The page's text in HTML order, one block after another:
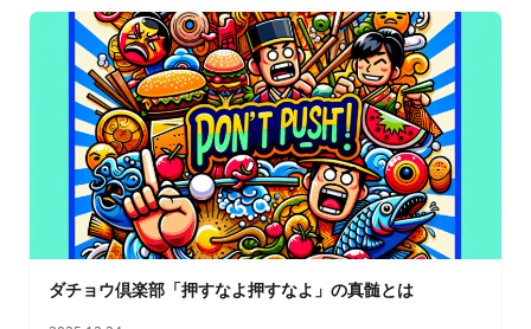
ダチョウ倶楽部「押すなよ押すなよ」の真髄とは